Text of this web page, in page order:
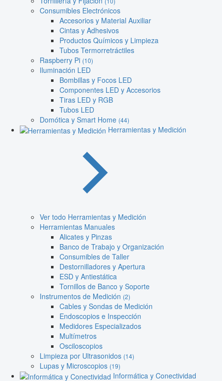
Consumibles Electrónicos
Accesorios y Material Auxiliar
Cintas y Adhesivos
Productos Químicos y Limpieza
Tubos Termorretráctiles
Raspberry Pi (10)
Iluminación LED
Bombillas y Focos LED
Componentes LED y Accesorios
Tiras LED y RGB
Tubos LED
Domótica y Smart Home (44)
Herramientas y Medición
Ver todo Herramientas y Medición
Herramientas Manuales
Alicates y Pinzas
Banco de Trabajo y Organización
Consumibles de Taller
Destornilladores y Apertura
ESD y Antiestática
Tornillos de Banco y Soporte
Instrumentos de Medición (2)
Cables y Sondas de Medición
Endoscopios e Inspección
Medidores Especializados
Multímetros
Osciloscopios
Limpieza por Ultrasonidos (14)
Lupas y Microscopios (19)
Informática y Conectividad